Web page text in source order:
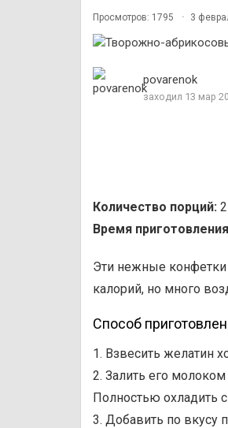
Просмотров: 1795 3
povarenok
заходил 13 мар
Количество порций:
Время
Эти нежные конфетки
калорий, но много
Способ
1. Взвесить желатин
2. Залить его
Полностью охладить
3. Добавить по вкусу